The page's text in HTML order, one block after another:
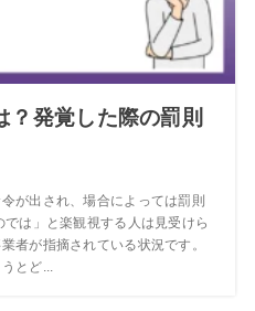
？発覚した際の罰則
が出され、場合によっては罰則
は」と楽観視する人は見受けら
者が指摘されている状況です。
とど...